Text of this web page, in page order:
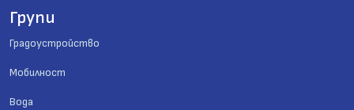
Групи
Градоустройство
Мобилност
Вода